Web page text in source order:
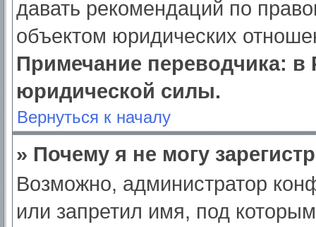
давать рекомендаций по
объектом юридических
Примечание переводчика: в
юридической силы.
Вернуться к началу
» Почему я не могу
Возможно, администратор
или запретил имя, под